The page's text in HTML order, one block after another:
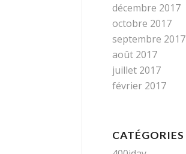
décembre 2017
octobre 2017
septembre 2017
août 2017
juillet 2017
février 2017
CATÉGORIES